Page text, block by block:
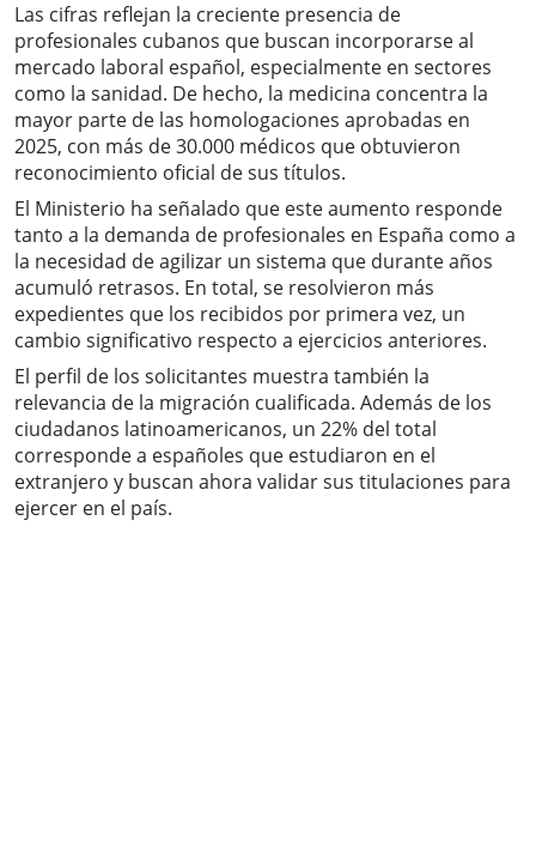
Las cifras reflejan la creciente presencia de
profesionales cubanos que buscan incorporarse al
mercado laboral español, especialmente en sectores
como la sanidad. De hecho, la medicina concentra la
mayor parte de las homologaciones aprobadas en
2025, con más de 30.000 médicos que obtuvieron
reconocimiento oficial de sus títulos.
El Ministerio ha señalado que este aumento responde
tanto a la demanda de profesionales en España como a
la necesidad de agilizar un sistema que durante años
acumuló retrasos. En total, se resolvieron más
expedientes que los recibidos por primera vez, un
cambio significativo respecto a ejercicios anteriores.
El perfil de los solicitantes muestra también la
relevancia de la migración cualificada. Además de los
ciudadanos latinoamericanos, un 22% del total
corresponde a españoles que estudiaron en el
extranjero y buscan ahora validar sus titulaciones para
ejercer en el país.